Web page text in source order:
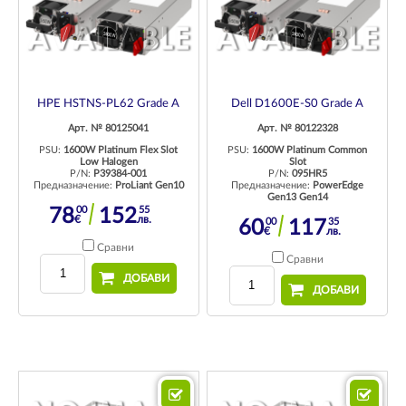
HPE HSTNS-PL62 Grade A
Арт. № 80125041
PSU: 1600W Platinum Flex Slot
Low Halogen
P/N: P39384-001
Предназначение: ProLiant Gen10
7800
€ 15255
лв.
Сравни
ДОБАВИ
Dell D1600E-S0 Grade A
Арт. № 80122328
PSU: 1600W Platinum Common
Slot
P/N: 095HR5
Предназначение: PowerEdge
Gen13 Gen14
6000
€ 11735
лв.
Сравни
ДОБАВИ